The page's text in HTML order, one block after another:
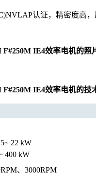
认证，精密度高，
IE4效率电机的照
IE4效率电机的技
22 kW
400 kW
、3000RPM